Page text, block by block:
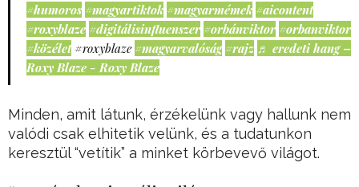
#humoros #magyartiktok #magyarmémek #aicontent
#roxyblaze #digitálisinfluenszer #orbánviktor #orbanviktor
#közélet #roxyblaze #magyarvalóság #rajz ♬ eredeti hang –
Roxy Blaze - Roxy Blaze
Minden, amit látunk, érzékelünk vagy hallunk nem
valódi csak elhitetik velünk, és a tudatunkon
keresztül “vetítik” a minket körbevevő világot.